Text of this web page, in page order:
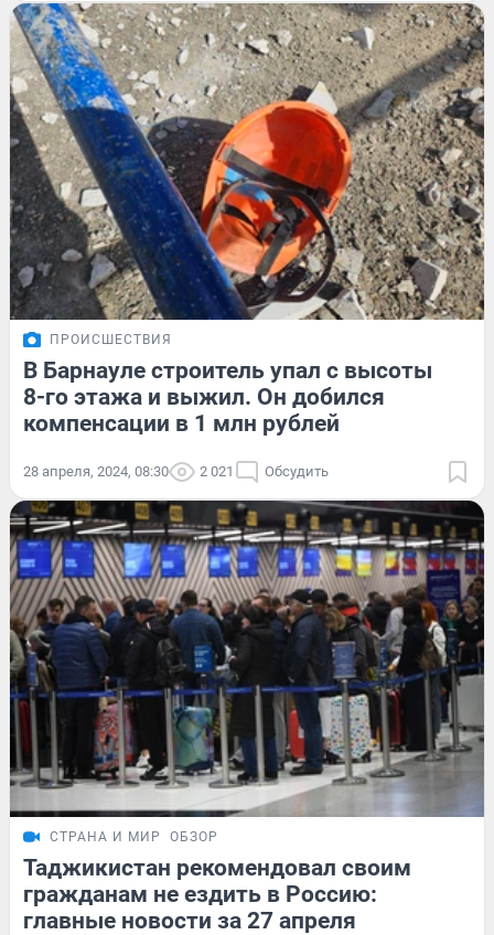
ПРОИСШЕСТВИЯ
В Барнауле строитель упал с высоты
8-го этажа и выжил. Он добился
компенсации в 1 млн рублей
28 апреля, 2024, 08:30 2 021 Обсудить
СТРАНА И МИР ОБЗОР
Таджикистан рекомендовал своим
гражданам не ездить в Россию:
главные новости за 27 апреля